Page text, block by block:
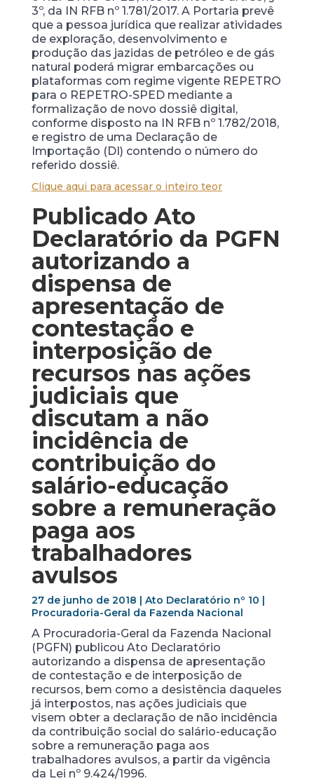
3º, da IN RFB nº 1.781/2017. A Portaria prevê
que a pessoa jurídica que realizar atividades
de exploração, desenvolvimento e
produção das jazidas de petróleo e de gás
natural poderá migrar embarcações ou
plataformas com regime vigente REPETRO
para o REPETRO-SPED mediante a
formalização de novo dossiê digital,
conforme disposto na IN RFB nº 1.782/2018,
e registro de uma Declaração de
Importação (DI) contendo o número do
referido dossiê.
Clique aqui para acessar o inteiro teor
Publicado Ato
Declaratório da PGFN
autorizando a
dispensa de
apresentação de
contestação e
interposição de
recursos nas ações
judiciais que
discutam a não
incidência de
contribuição do
salário-educação
sobre a remuneração
paga aos
trabalhadores
avulsos
27 de junho de 2018 | Ato Declaratório nº 10 |
Procuradoria-Geral da Fazenda Nacional
A Procuradoria-Geral da Fazenda Nacional
(PGFN) publicou Ato Declaratório
autorizando a dispensa de apresentação
de contestação e de interposição de
recursos, bem como a desistência daqueles
já interpostos, nas ações judiciais que
visem obter a declaração de não incidência
da contribuição social do salário-educação
sobre a remuneração paga aos
trabalhadores avulsos, a partir da vigência
da Lei nº 9.424/1996.